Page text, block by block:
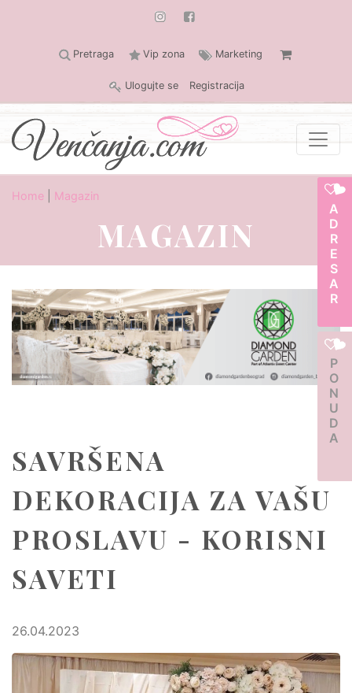
Pretraga Vip zona Marketing
Ulogujte se Registracija
ADRESAR
PONUDA
Home Magazin
MAGAZIN
SAVRŠENA
DEKORACIJA ZA VAŠU
PROSLAVU - KORISNI
SAVETI
26.04.2023